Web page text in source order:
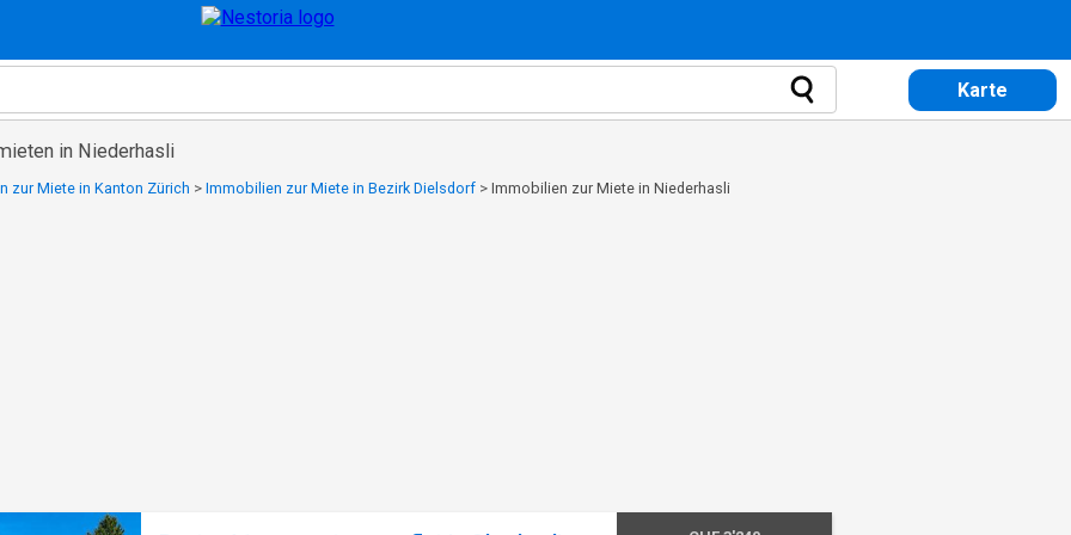
Karte
in Niederhasli
zur Miete in Kanton Zürich > Immobilien zur Miete in Bezirk Dielsdorf > Immobilien zur Miete in Niederhasli